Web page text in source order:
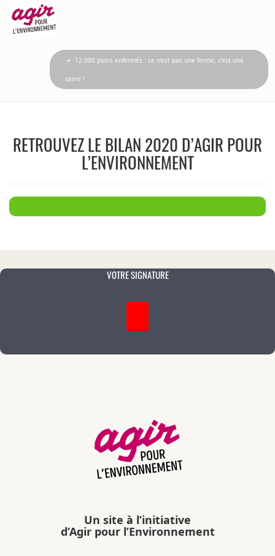
→ 12 000 porcs enfermés : ce n’est pas une ferme, c’est une
usine !
RETROUVEZ LE BILAN 2020 D’AGIR POUR
L’ENVIRONNEMENT
VOTRE SIGNATURE
Un site à l’initiative
d’Agir pour l’Environnement